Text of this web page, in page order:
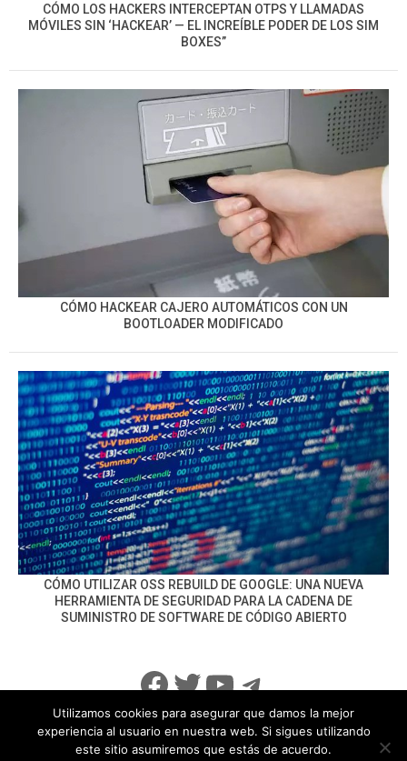
CÓMO LOS HACKERS INTERCEPTAN OTPS Y LLAMADAS
MÓVILES SIN ‘HACKEAR’ — EL INCREÍBLE PODER DE LOS SIM
BOXES”
CÓMO HACKEAR CAJERO AUTOMÁTICOS CON UN
BOOTLOADER MODIFICADO
CÓMO UTILIZAR OSS REBUILD DE GOOGLE: UNA NUEVA
HERRAMIENTA DE SEGURIDAD PARA LA CADENA DE
SUMINISTRO DE SOFTWARE DE CÓDIGO ABIERTO
Facebook
Twitter
YouTube
Telegram
info@noticiasseguridad.com Política de Privacidad
Utilizamos cookies para asegurar que damos la mejor
experiencia al usuario en nuestra web. Si sigues utilizando
este sitio asumiremos que estás de acuerdo.